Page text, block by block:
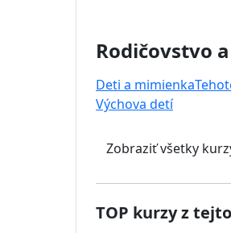
Rodičovstvo
Deti a mimienka
Výchova detí
Zobraziť všetky
TOP kurzy z